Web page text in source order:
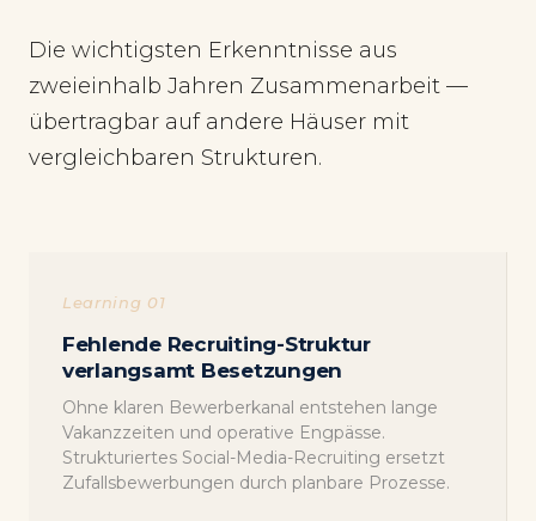
Die wichtigsten Erkenntnisse aus
zweieinhalb Jahren Zusammenarbeit —
übertragbar auf andere Häuser mit
vergleichbaren Strukturen.
Learning 01
Fehlende Recruiting-Struktur
verlangsamt Besetzungen
Ohne klaren Bewerberkanal entstehen lange
Vakanzzeiten und operative Engpässe.
Strukturiertes Social-Media-Recruiting ersetzt
Zufallsbewerbungen durch planbare Prozesse.